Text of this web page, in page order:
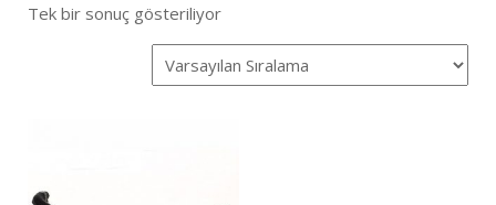
Tek bir sonuç gösteriliyor